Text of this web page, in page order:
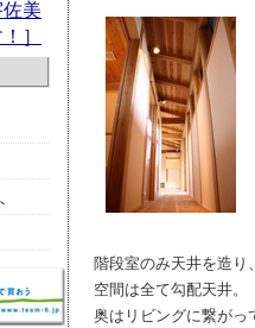
階段室のみ天井を造り
空間は全て勾配天井。
奥はリビングに繋がっ